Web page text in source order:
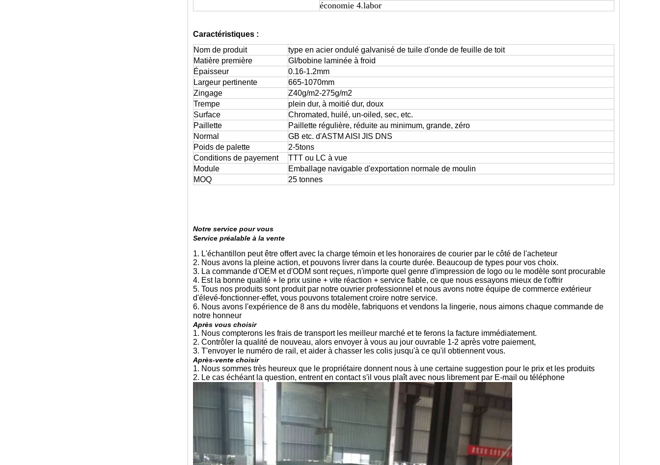
économie 4.labor
Caractéristiques :
Nom de produit
type en acier ondulé galvanisé de tuile d'onde de feuille de toit
Matière première
GI/bobine laminée à froid
Épaisseur
0.16-1.2mm
Largeur pertinente
665-1070mm
Zingage
Z40g/m2-275g/m2
Trempe
plein dur, à moitié dur, doux
Surface
Chromated, huilé, un-oiled, sec, etc.
Paillette
Paillette régulière, réduite au minimum, grande, zéro
Normal
GB etc. d'ASTM AISI JIS DNS
Poids de palette
2-5tons
Conditions de payement
TTT ou LC à vue
Module
Emballage navigable d'exportation normale de moulin
MOQ
25 tonnes
Notre service pour vous
Service préalable à la vente
1. L'échantillon peut être offert avec la charge témoin et les honoraires de courier par le côté de l'acheteur
2. Nous avons la pleine action, et pouvons livrer dans la courte durée. Beaucoup de types pour vos choix.
3. La commande d'OEM et d'ODM sont reçues, n'importe quel genre d'impression de logo ou le modèle sont procurable
4. Est la bonne qualité + le prix usine + vite réaction + service fiable, ce que nous essayons mieux de t'offrir
5. Tous nos produits sont produit par notre ouvrier professionnel et nous avons notre équipe de commerce extérieur
d'élevé-fonctionner-effet, vous pouvons totalement croire notre service.
6. Nous avons l'expérience de 8 ans du modèle, fabriquons et vendons la lingerie, nous aimons chaque commande de
notre honneur
Après vous choisir
1. Nous compterons les frais de transport les meilleur marché et te ferons la facture immédiatement.
2. Contrôler la qualité de nouveau, alors envoyer à vous au jour ouvrable 1-2 après votre paiement,
3. T'envoyer le numéro de rail, et aider à chasser les colis jusqu'à ce qu'il obtiennent vous.
Après-vente choisir
1. Nous sommes très heureux que le propriétaire donnent nous à une certaine suggestion pour le prix et les produits
2. Le cas échéant la question, entrent en contact s'il vous plaît avec nous librement par E-mail ou téléphone